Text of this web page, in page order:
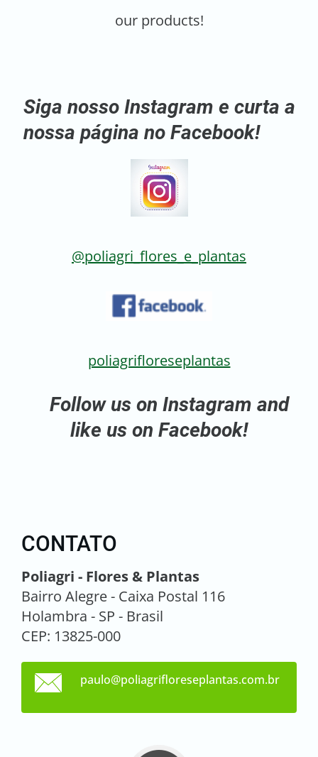
our products!
Siga nosso Instagram e curta a
nossa página no Facebook!
@poliagri_flores_e_plantas
poliagrifloreseplantas
Follow us on Instagram and
like us on Facebook!
CONTATO
Poliagri - Flores & Plantas
Bairro Alegre - Caixa Postal 116
Holambra - SP - Brasil
CEP: 13825-000
paulo@poliagrifloreseplantas.com.br